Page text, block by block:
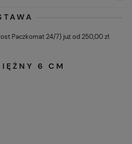
Paczkomat 24/7) już od 250,00 zł.
6 CM